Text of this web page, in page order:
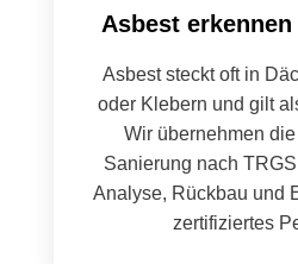
Asbest
Asbest steckt oft in
oder Kle­bern und gilt
Wir übernehmen
Sanierung nach
Analyse, Rück­bau und
zer­ti­fiziertes